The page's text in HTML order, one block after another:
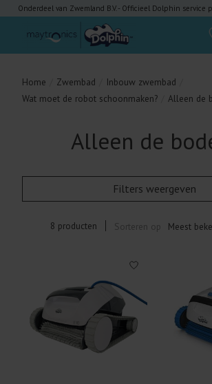
Onderdeel van Zwemland B.V. - Officieel Dolphin service
Home Zwembad Inbouw zwembad
Wat moet de robot schoonmaken?
Alleen de
Alleen de
Filters weergeven
8 producten Sorteren op Meest